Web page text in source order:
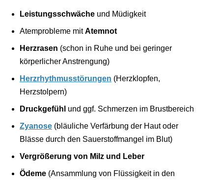
Leistungsschwäche und Müdigkeit
Atemprobleme mitAtemnot
Herzrasen (schon in Ruhe und bei geringer
körperlicher Anstrengung)
Herzrhythmusstörungen (Herzklopfen,
Herzstolpern)
Druckgefühl und ggf. Schmerzen im Brustbereich
Zyanose (bläuliche Verfärbung der Haut oder
Blässe durch den Sauerstoffmangel im Blut)
Vergrößerung von Milz und Leber
Ödeme (Ansammlung von Flüssigkeit in den